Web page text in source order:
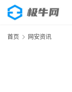
首页 网安资讯